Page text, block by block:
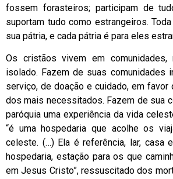
fossem forasteiros; participam de
suportam tudo como estrangeiros.
sua pátria, e cada pátria é para eles
Os cristãos vivem em
isolado. Fazem de suas comunidades
serviço, de doação e cuidado, em
dos mais necessitados. Fazem de sua
paróquia uma experiência da vida
“é uma hospedaria que acolhe os
celeste. (…) Ela é referência, lar, casa
hospedaria, estação para os que
em Jesus Cristo”, ressuscitado dos